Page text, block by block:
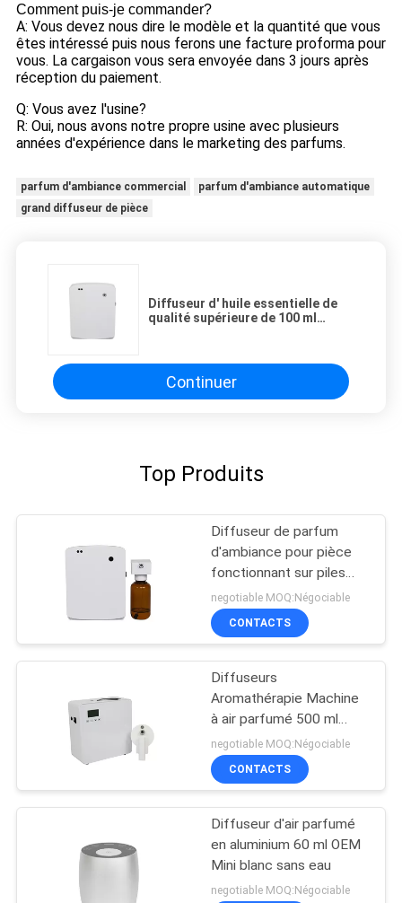
Comment puis-je commander?
A: Vous devez nous dire le modèle et la quantité que vous
êtes intéressé puis nous ferons une facture proforma pour
vous. La cargaison vous sera envoyée dans 3 jours après
réception du paiement.
Q: Vous avez l'usine?
R: Oui, nous avons notre propre usine avec plusieurs
années d'expérience dans le marketing des parfums.
parfum d'ambiance commercial
parfum d'ambiance automatique
grand diffuseur de pièce
Diffuseur d' huile essentielle de
qualité supérieure de 100 ml
Continuer
Top Produits
Diffuseur de parfum
d'ambiance pour pièce
fonctionnant sur piles
AA, diffuseur de parfum
pour toilettes
negotiable MOQ:Négociable
CONTACTS
Diffuseurs
Aromathérapie Machine
à air parfumé 500 ml
Blanc 800-1200m3
Couverture de l'odeur
negotiable MOQ:Négociable
CONTACTS
Diffuseur d'air parfumé
en aluminium 60 ml OEM
Mini blanc sans eau
negotiable MOQ:Négociable